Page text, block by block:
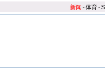
新闻 -体育-S